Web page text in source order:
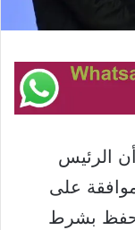
الرئيس
على
بشرط